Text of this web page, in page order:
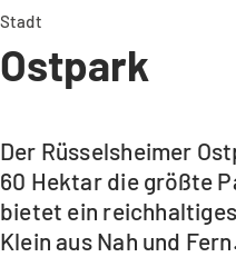
Stadt
Ostpark
Der Rüsselsheimer
60 Hektar die größte
bietet ein
Klein aus Nah und